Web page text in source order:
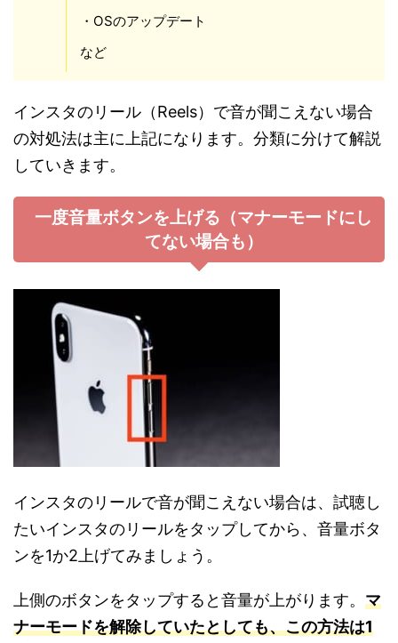
・OSのアップデート
など
インスタのリール（Reels）で音が聞こえない場合
の対処法は主に上記になります。分類に分けて解説
していきます。
一度音量ボタンを上げる（マナーモードにし
てない場合も）
インスタのリールで音が聞こえない場合は、試聴し
たいインスタのリールをタップしてから、音量ボタ
ンを1か2上げてみましょう。
上側のボタンをタップすると音量が上がります。 マ
ナーモードを解除していたとしても、この方法は1